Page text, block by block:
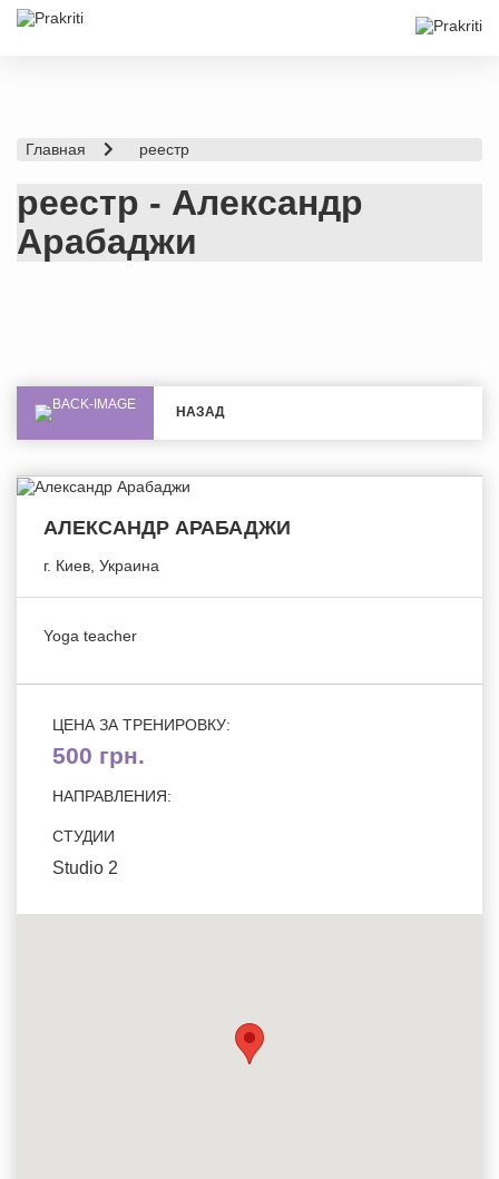
Главная реестр
реестр - Александр
Арабаджи
НАЗАД
АЛЕКСАНДР АРАБАДЖИ
г. Киев, Украина
Yoga teacher
ЦЕНА ЗА ТРЕНИРОВКУ:
500 грн.
НАПРАВЛЕНИЯ:
СТУДИИ
Studio 2